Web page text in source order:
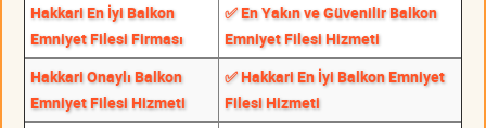
Hakkari En İyi Balkon
Emniyet Filesi Firması
✅ En Yakın ve Güvenilir Balkon
Emniyet Filesi Hizmeti
Hakkari Onaylı Balkon
Emniyet Filesi Hizmeti
✅ Hakkari En İyi Balkon Emniyet
Filesi Hizmeti